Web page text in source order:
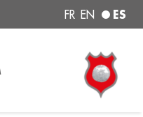
FR EN ES